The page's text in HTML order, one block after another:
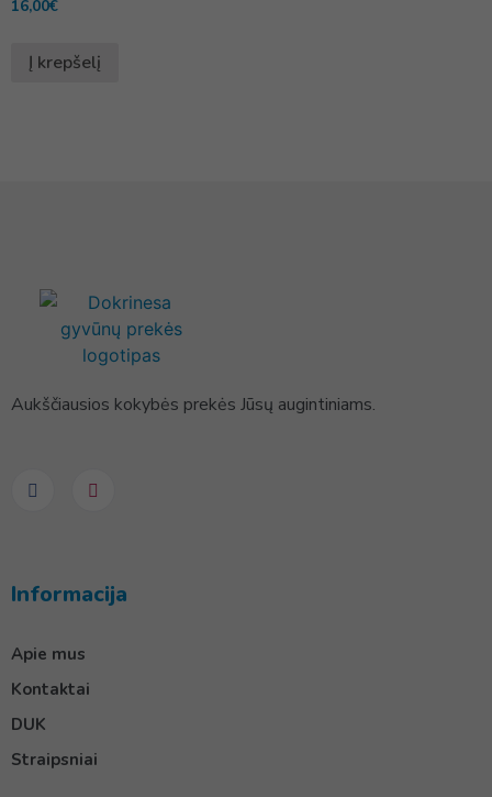
16,00€
Į krepšelį
Aukščiausios kokybės prekės Jūsų augintiniams.
Informacija
Apie mus
Kontaktai
DUK
Straipsniai